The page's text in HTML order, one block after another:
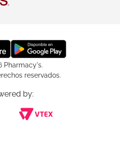
Pharmacy's.
reservados.
by: